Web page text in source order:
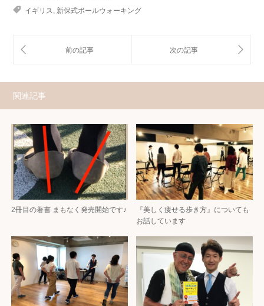
イギリス, 新保式ボールウォーキング
関連記事
2冊目の著書 まもなく発売開始です♪
『美しく痩せる歩き方』についても
お話しています